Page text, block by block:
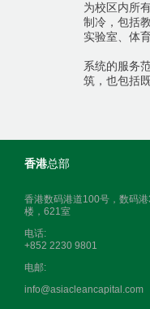
为校区内所
制冷，包括
实验室、体
系统的服务
筑，也包括
香港总部
香港数码港道100号，数码
楼，621室
电话:
+852 2230 9801
电邮:
info@asiacleancapital.com